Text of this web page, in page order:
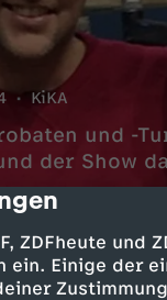
ZDFheute und
ein. Einige der
KiKA
und -
der Show